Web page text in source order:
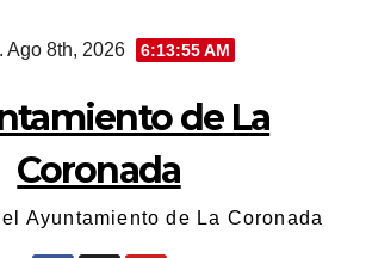
Ago 8th, 2026 6:13:56 AM
de La
Coronada
Ayuntamiento de La Coronada